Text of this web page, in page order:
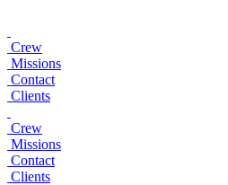
Crew
Missions
Contact
Clients
Crew
Missions
Contact
Clients